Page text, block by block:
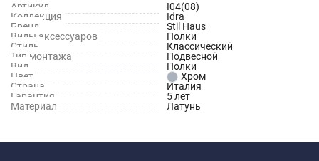
Артикул
I04(08)
Коллекция
Idra
Бренд
Stil Haus
Виды аксессуаров
Полки
Стиль
Классический
Тип монтажа
Подвесной
Вид
Полки
Цвет
Хром
Страна
Италия
Гарантия
5 лет
Материал
Латунь